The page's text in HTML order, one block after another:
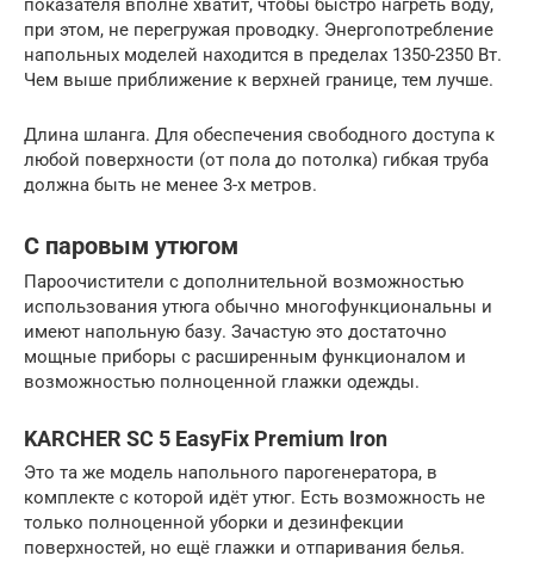
показателя вполне хватит, чтобы быстро нагреть воду,
при этом, не перегружая проводку. Энергопотребление
напольных моделей находится в пределах 1350-2350 Вт.
Чем выше приближение к верхней границе, тем лучше.
Длина шланга. Для обеспечения свободного доступа к
любой поверхности (от пола до потолка) гибкая труба
должна быть не менее 3-х метров.
С паровым утюгом
Пароочистители с дополнительной возможностью
использования утюга обычно многофункциональны и
имеют напольную базу. Зачастую это достаточно
мощные приборы с расширенным функционалом и
возможностью полноценной глажки одежды.
KARCHER SC 5 EasyFix Premium Iron
Это та же модель напольного парогенератора, в
комплекте с которой идёт утюг. Есть возможность не
только полноценной уборки и дезинфекции
поверхностей, но ещё глажки и отпаривания белья.